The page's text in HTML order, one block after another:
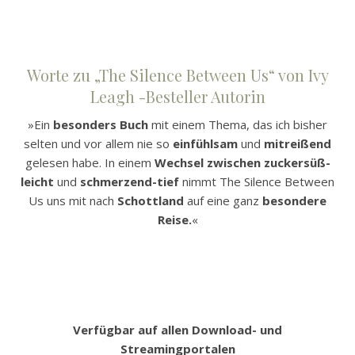
Worte zu „The Silence Between Us“ von Ivy
Leagh -Besteller Autorin
»Ein besonders Buch mit einem Thema, das ich bisher
selten und vor allem nie so einfühlsam und mitreißend
gelesen habe. In einem Wechsel zwischen zuckersüß-
leicht und schmerzend-tief nimmt The Silence Between
Us uns mit nach Schottland auf eine ganz besondere
Reise.«
Verfügbar auf allen Download- und
Streamingportalen